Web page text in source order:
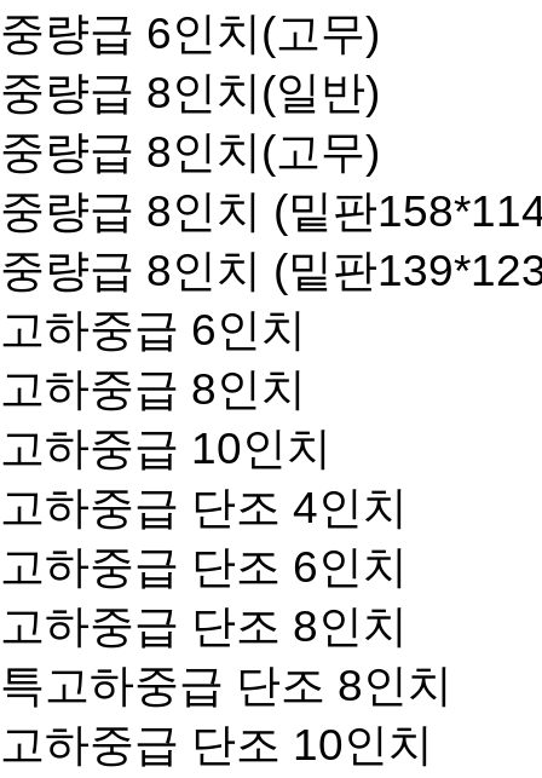
중량급 6인치(고무)
중량급 8인치(일반)
중량급 8인치(고무)
중량급 8인치 (밑판
중량급 8인치 (밑판
고하중급 6인치
고하중급 8인치
고하중급 10인치
고하중급 단조 4인치
고하중급 단조 6인치
고하중급 단조 8인치
특고하중급 단조 8인치
고하중급 단조 10인치